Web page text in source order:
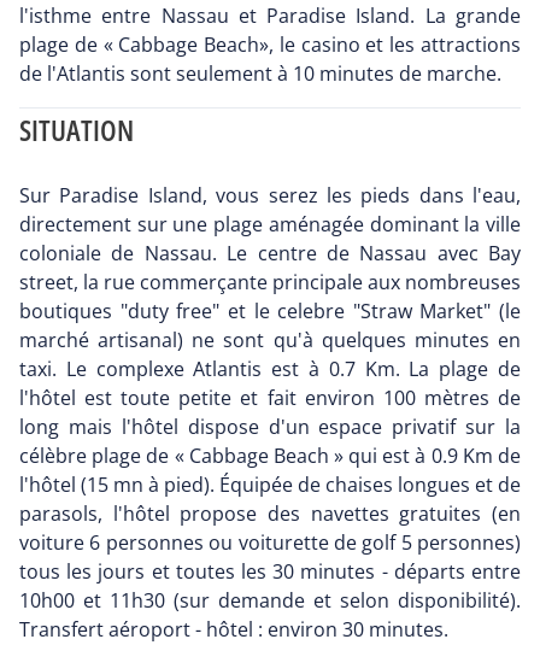
l'isthme entre Nassau et Paradise Island. La grande
plage de « Cabbage Beach», le casino et les attractions
de l'Atlantis sont seulement à 10 minutes de marche.
SITUATION
Sur Paradise Island, vous serez les pieds dans l'eau,
directement sur une plage aménagée dominant la ville
coloniale de Nassau. Le centre de Nassau avec Bay
street, la rue commerçante principale aux nombreuses
boutiques "duty free" et le celebre "Straw Market" (le
marché artisanal) ne sont qu'à quelques minutes en
taxi. Le complexe Atlantis est à 0.7 Km. La plage de
l'hôtel est toute petite et fait environ 100 mètres de
long mais l'hôtel dispose d'un espace privatif sur la
célèbre plage de « Cabbage Beach » qui est à 0.9 Km de
l'hôtel (15 mn à pied). Équipée de chaises longues et de
parasols, l'hôtel propose des navettes gratuites (en
voiture 6 personnes ou voiturette de golf 5 personnes)
tous les jours et toutes les 30 minutes - départs entre
10h00 et 11h30 (sur demande et selon disponibilité).
Transfert aéroport - hôtel : environ 30 minutes.